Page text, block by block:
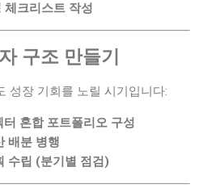
체크리스트 작성
구조 만들기
성장 기회를 노릴 시기입니다:
터 혼합 포트폴리오 구성
배분 병행
수립 (분기별 점검)